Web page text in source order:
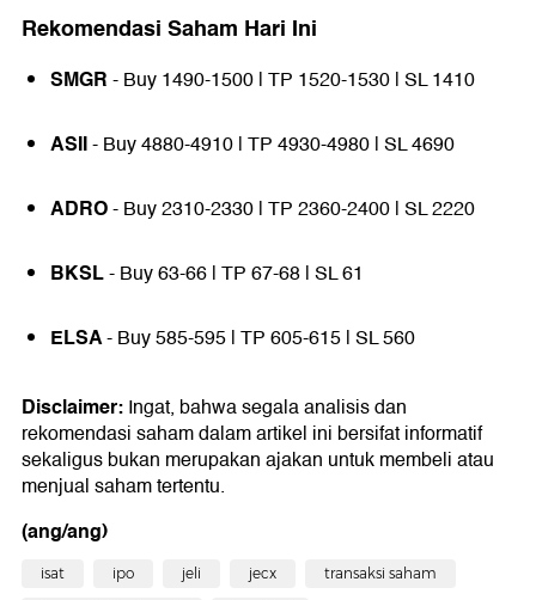
Rekomendasi Saham Hari Ini
SMGR- Buy 1490-1500 | TP 1520-1530 | SL 1410
ASII- Buy 4880-4910 | TP 4930-4980 | SL 4690
ADRO- Buy 2310-2330 | TP 2360-2400 | SL 2220
BKSL- Buy 63-66 | TP 67-68 | SL 61
ELSA- Buy 585-595 | TP 605-615 | SL 560
Disclaimer:Ingat, bahwa segala analisis dan
rekomendasi saham dalam artikel ini bersifat informatif
sekaligus bukan merupakan ajakan untuk membeli atau
menjual saham tertentu.
(ang/ang)
isat ipo jeli jecx transaksi saham